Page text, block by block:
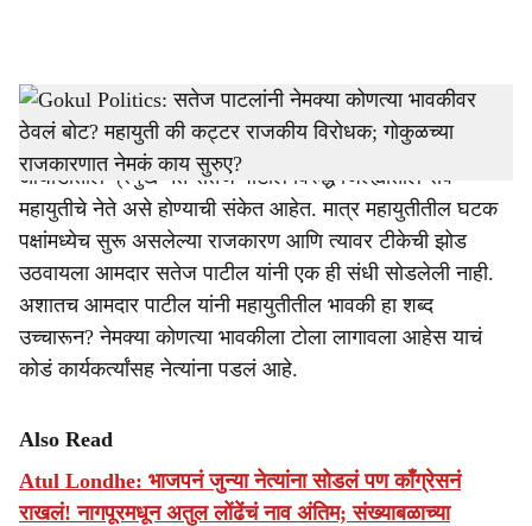
h
a
r
e
Satej Patil
Gokul Politics:गोकुळ दूध संघाची निवडणूक ही महाविकास
आघाडीतील प्रमुख नेते सतेज पाटील विरुद्ध जिल्ह्यातील सर्व
महायुतीचे नेते असे होण्याची संकेत आहेत. मात्र महायुतीतील घटक
पक्षांमध्येच सुरू असलेल्या राजकारण आणि त्यावर टीकेची झोड
उठवायला आमदार सतेज पाटील यांनी एक ही संधी सोडलेली नाही.
अशातच आमदार पाटील यांनी महायुतीतील भावकी हा शब्द
उच्चारून? नेमक्या कोणत्या भावकीला टोला लागावला आहेस याचं
कोडं कार्यकर्त्यांसह नेत्यांना पडलं आहे.
Also Read
Atul Londhe: भाजपनं जुन्या नेत्यांना सोडलं पण काँग्रेसनं
राखलं! नागपूरमधून अतुल लोंढेंचं नाव अंतिम; संख्याबळाच्या